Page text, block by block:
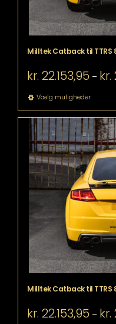
Milltek Catback til TTRS
kr. 22.153,95 – kr.
Vælg mulighederDette
vare
har
flere
kan
på
Milltek Catback til TTRS
kr. 22.153,95 – kr.